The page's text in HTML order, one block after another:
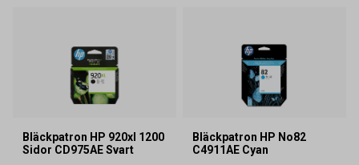
Bläckpatron HP 920xl 1200
Sidor CD975AE Svart
Bläckpatron HP No82
C4911AE Cyan